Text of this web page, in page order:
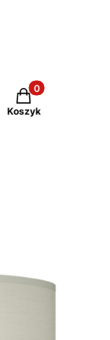
Produkty w
Koszyk